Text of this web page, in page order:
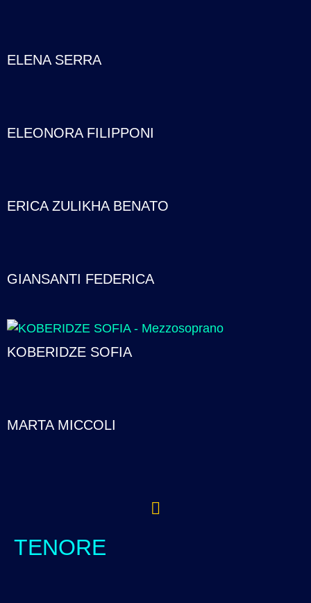
ELENA SERRA
ELEONORA FILIPPONI
ERICA ZULIKHA BENATO
GIANSANTI FEDERICA
KOBERIDZE SOFIA
MARTA MICCOLI
TENORE